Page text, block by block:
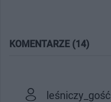
KOMENTARZE (14)
leśniczy_gość